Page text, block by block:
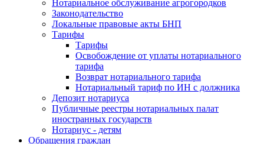
Нотариальное обслуживание агрогородков
Законодательство
Локальные правовые акты БНП
Тарифы
Тарифы
Освобождение от уплаты нотариального
тарифа
Возврат нотариального тарифа
Нотариальный тариф по ИН с должника
Депозит нотариуса
Публичные реестры нотариальных палат
иностранных государств
Нотариус - детям
Обращения граждан